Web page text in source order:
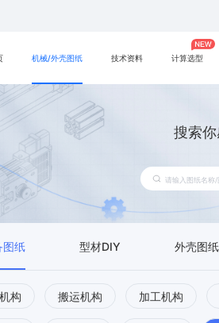
机械/外壳图纸 技术资料 计算选型
搜索
图纸 型材DIY 外壳图纸
构 搬运机构 加工机构